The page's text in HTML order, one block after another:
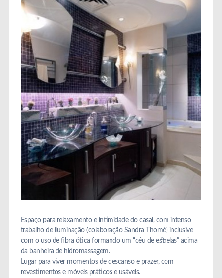
Espaço para relaxamento e intimidade do casal, com intenso
trabalho de iluminação (colaboração Sandra Thomé) inclusive
com o uso de fibra ótica formando um “céu de estrelas” acima
da banheira de hidromassagem.
Lugar para viver momentos de descanso e prazer, com
revestimentos e móveis práticos e usáveis.